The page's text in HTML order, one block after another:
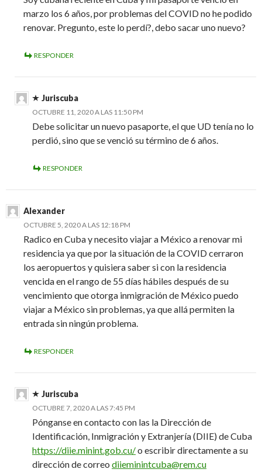
marzo los 6 años, por problemas del COVID no he podido
renovar. Pregunto, este lo perdí?, debo sacar uno nuevo?
RESPONDER
Juriscuba
OCTUBRE 11, 2020 A LAS 11:50 PM
Debe solicitar un nuevo pasaporte, el que UD tenía no lo
perdió, sino que se venció su término de 6 años.
RESPONDER
Alexander
OCTUBRE 5, 2020 A LAS 12:18 PM
Radico en Cuba y necesito viajar a México a renovar mi
residencia ya que por la situación de la COVID cerraron
los aeropuertos y quisiera saber si con la residencia
vencida en el rango de 55 días hábiles después de su
vencimiento que otorga inmigración de México puedo
viajar a México sin problemas, ya que allá permiten la
entrada sin ningún problema.
RESPONDER
Juriscuba
OCTUBRE 7, 2020 A LAS 7:45 PM
Pónganse en contacto con las la Dirección de
Identificación, Inmigración y Extranjería (DIIE) de Cuba
https://diie.minint.gob.cu/o escribir directamente a su
dirección de correo diieminintcuba@rem.cu